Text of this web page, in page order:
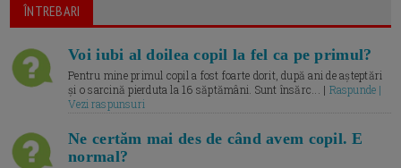
ÎNTREBARI
Voi iubi al doilea copil la fel ca pe primul?
Pentru mine primul copil a fost foarte dorit, după ani de așteptări
și o sarcină pierduta la 16 săptămâni. Sunt însărc... | Raspunde |
Vezi raspunsuri
Ne certăm mai des de când avem copil. E
normal?